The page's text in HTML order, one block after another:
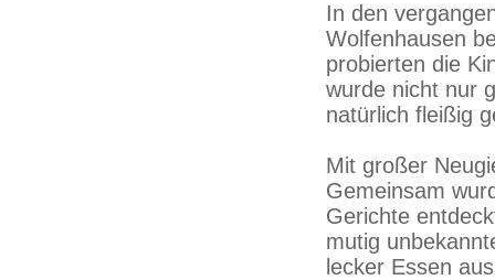
In den
Wolfenhausen
probierten die
wurde nicht nur
natürlich fleißig
Mit großer
Gemeinsam
Gerichte
mutig
lecker Essen